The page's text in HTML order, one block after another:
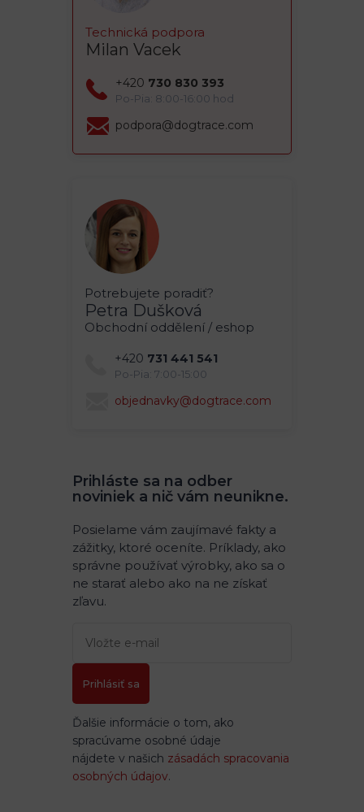
Technická podpora
Milan Vacek
+420 730 830 393
Po-Pia: 8:00-16:00 hod
podpora@dogtrace.com
Potrebujete poradiť?
Petra Dušková
Obchodní oddělení / eshop
+420 731 441 541
Po-Pia: 7:00-15:00
objednavky@dogtrace.com
Prihláste sa na odber
noviniek a nič vám neunikne.
Posielame vám zaujímavé fakty a
zážitky, ktoré oceníte. Príklady, ako
správne používať výrobky, ako sa o
ne starať alebo ako na ne získať
zľavu.
Prihlásiť sa
Ďalšie informácie o tom, ako
spracúvame osobné údaje
nájdete v našich zásadách spracovania
osobných údajov.